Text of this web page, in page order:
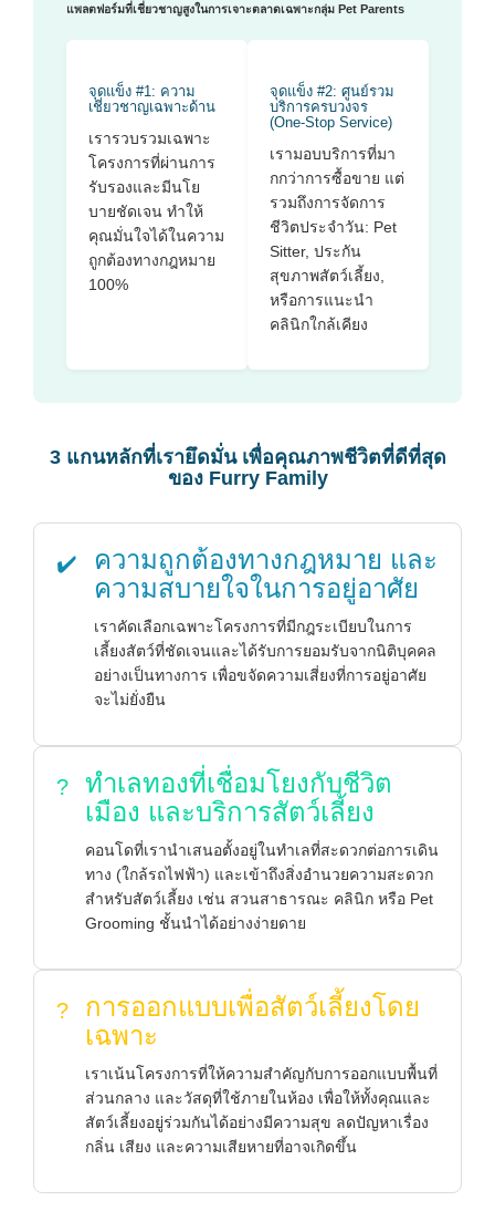
แพลตฟอร์มที่เชี่ยวชาญสูงในการเจาะตลาดเฉพาะกลุ่ม Pet Parents
จุดแข็ง #1: ความ
เชี่ยวชาญเฉพาะด้าน
เรารวบรวมเฉพาะ
โครงการที่ผ่านการ
รับรองและมีนโย
บายชัดเจน ทำให้
คุณมั่นใจได้ในความ
ถูกต้องทางกฎหมาย
100%
จุดแข็ง #2: ศูนย์รวม
บริการครบวงจร
(One-Stop Service)
เรามอบบริการที่มา
กกว่าการซื้อขาย แต่
รวมถึงการจัดการ
ชีวิตประจำวัน: Pet
Sitter, ประกัน
สุขภาพสัตว์เลี้ยง,
หรือการแนะนำ
คลินิกใกล้เคียง
3 แกนหลักที่เรายึดมั่น เพื่อคุณภาพชีวิตที่ดีที่สุด
ของ Furry Family
✔️
ความถูกต้องทางกฎหมาย และ
ความสบายใจในการอยู่อาศัย
เราคัดเลือกเฉพาะโครงการที่มีกฎระเบียบในการ
เลี้ยงสัตว์ที่ชัดเจนและได้รับการยอมรับจากนิติบุคคล
อย่างเป็นทางการ เพื่อขจัดความเสี่ยงที่การอยู่อาศัย
จะไม่ยั่งยืน
?
ทำเลทองที่เชื่อมโยงกับชีวิต
เมือง และบริการสัตว์เลี้ยง
คอนโดที่เรานำเสนอตั้งอยู่ในทำเลที่สะดวกต่อการเดิน
ทาง (ใกล้รถไฟฟ้า) และเข้าถึงสิ่งอำนวยความสะดวก
สำหรับสัตว์เลี้ยง เช่น สวนสาธารณะ คลินิก หรือ Pet
Grooming ชั้นนำได้อย่างง่ายดาย
?
การออกแบบเพื่อสัตว์เลี้ยงโดย
เฉพาะ
เราเน้นโครงการที่ให้ความสำคัญกับการออกแบบพื้นที่
ส่วนกลาง และวัสดุที่ใช้ภายในห้อง เพื่อให้ทั้งคุณและ
สัตว์เลี้ยงอยู่ร่วมกันได้อย่างมีความสุข ลดปัญหาเรื่อง
กลิ่น เสียง และความเสียหายที่อาจเกิดขึ้น